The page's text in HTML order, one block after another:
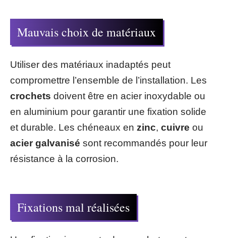
Mauvais choix de matériaux
Utiliser des matériaux inadaptés peut
compromettre l’ensemble de l’installation. Les
crochets doivent être en acier inoxydable ou
en aluminium pour garantir une fixation solide
et durable. Les chéneaux en zinc, cuivre ou
acier galvanisé sont recommandés pour leur
résistance à la corrosion.
Fixations mal réalisées